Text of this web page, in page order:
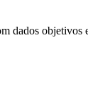
dados objetivos